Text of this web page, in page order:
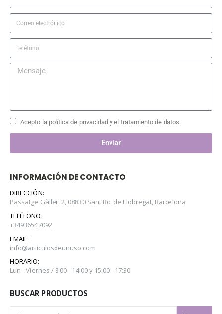
Acepto la política de privacidad y el tratamiento de datos.
Enviar
INFORMACIÓN DE CONTACTO
DIRECCIÓN:
Passatge Gàller, 2, 08830 Sant Boi de Llobregat, Barcelona
TELÉFONO:
+34936547092
EMAIL:
info@articulosdeunuso.com
HORARIO:
Lun - Viernes / 8:00 - 14:00 y 15:00 - 17:30
BUSCAR PRODUCTOS